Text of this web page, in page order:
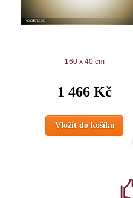
160 x 40 cm
1 466 Kč
Vložit do košíku